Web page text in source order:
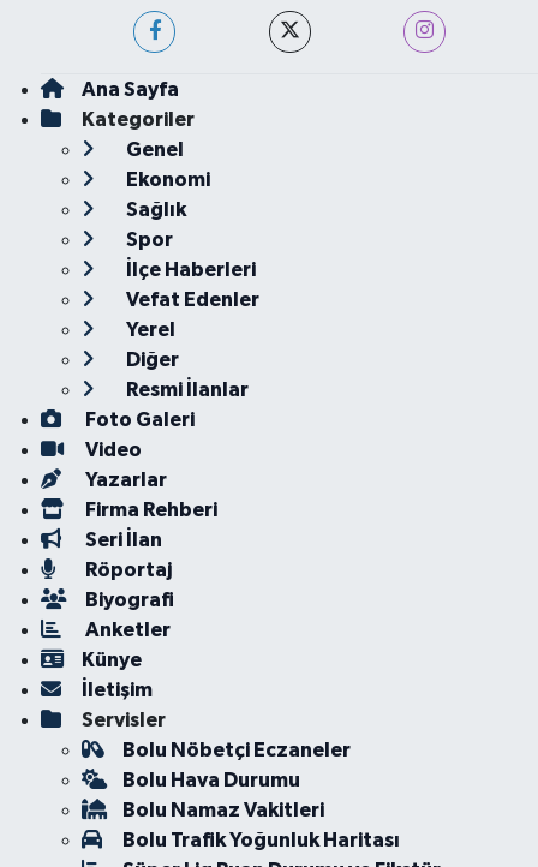
Ana Sayfa
Kategoriler
Genel
Ekonomi
Sağlık
Spor
İlçe Haberleri
Vefat Edenler
Yerel
Diğer
Resmi İlanlar
Foto Galeri
Video
Yazarlar
Firma Rehberi
Seri İlan
Röportaj
Biyografi
Anketler
Künye
İletişim
Servisler
Bolu Nöbetçi Eczaneler
Bolu Hava Durumu
Bolu Namaz Vakitleri
Bolu Trafik Yoğunluk Haritası